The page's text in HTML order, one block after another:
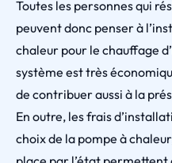
Toutes les personnes qui
peuvent donc penser à
chaleur pour le chauffage
système est très
de contribuer aussi à la
En outre, les frais
choix de la pompe à